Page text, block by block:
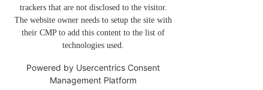
trackers that are not disclosed to the visitor.
The website owner needs to setup the site with
their CMP to add this content to the list of
technologies used.
Powered by Usercentrics Consent
Management Platform